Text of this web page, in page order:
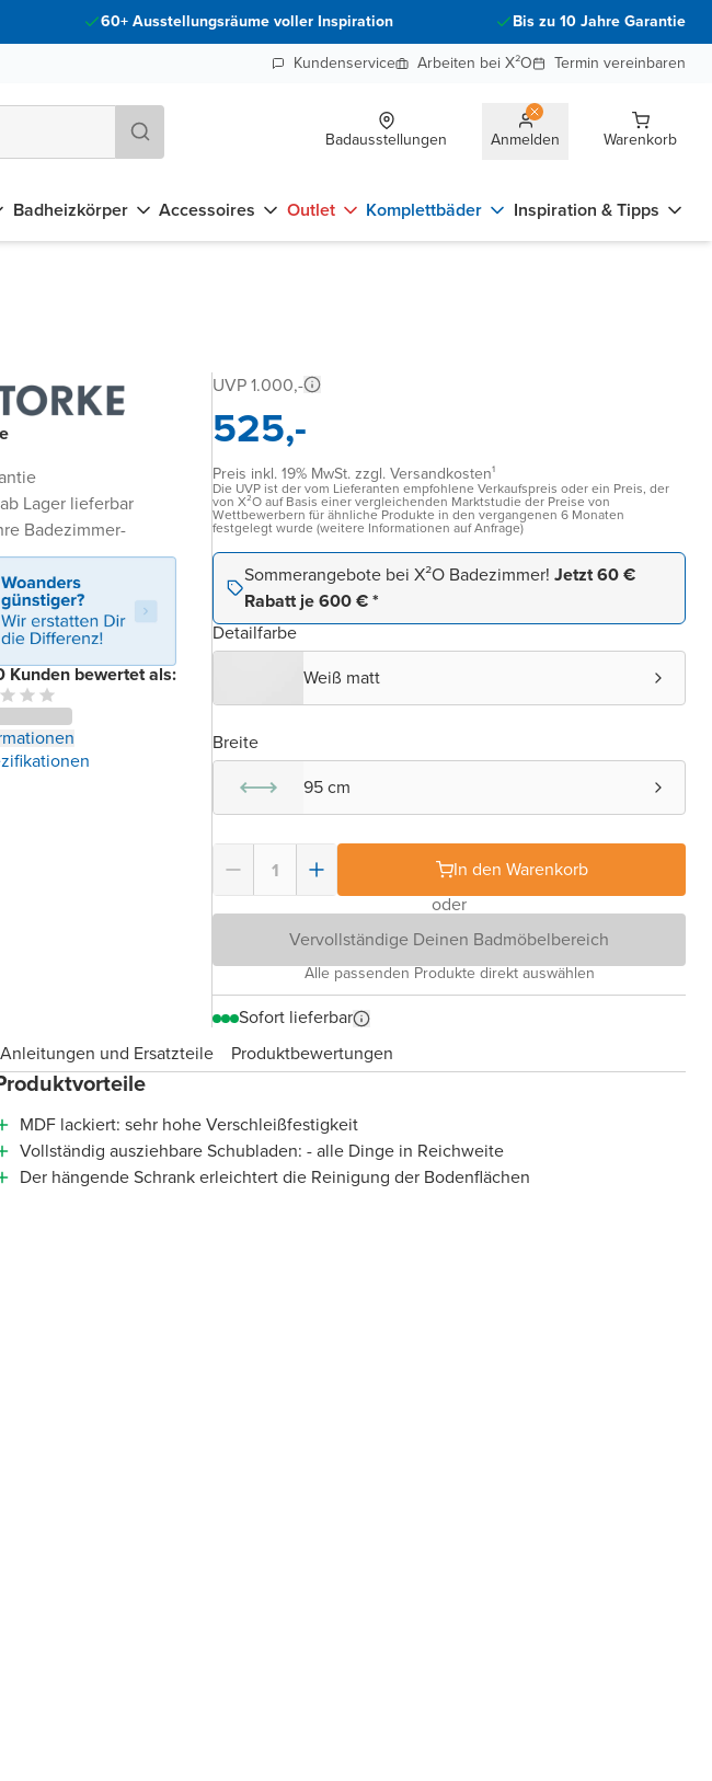
60+ Ausstellungsräume voller Inspiration
Bis zu 10 Jahre Garantie
Kundenservice
Arbeiten bei X²O Termin vereinbaren
Badausstellungen Anmelden Warenkorb
Badheizkörper Accessoires Outlet Komplettbäder Inspiration & Tipps
Lager lieferbar
Badezimmer-
Kunden bewertet als:
UVP 1.000,-
525,-
Preis inkl. 19% MwSt. zzgl. Versandkosten¹
Die UVP ist der vom Lieferanten empfohlene Verkaufspreis oder ein Preis, der
von X²O auf Basis einer vergleichenden Marktstudie der Preise von
Wettbewerbern für ähnliche Produkte in den vergangenen 6 Monaten
festgelegt wurde (weitere Informationen auf Anfrage)
Sommerangebote bei X²O Badezimmer! Jetzt 60 €
Rabatt je 600 € *
Detailfarbe
Weiß matt
Breite
95 cm
In den Warenkorb
oder
Vervollständige Deinen Badmöbelbereich
Alle passenden Produkte direkt auswählen
Sofort lieferbar
Anleitungen und Ersatzteile
Produktbewertungen
MDF lackiert: sehr hohe Verschleißfestigkeit
Vollständig ausziehbare Schubladen: - alle Dinge in Reichweite
Der hängende Schrank erleichtert die Reinigung der Bodenflächen